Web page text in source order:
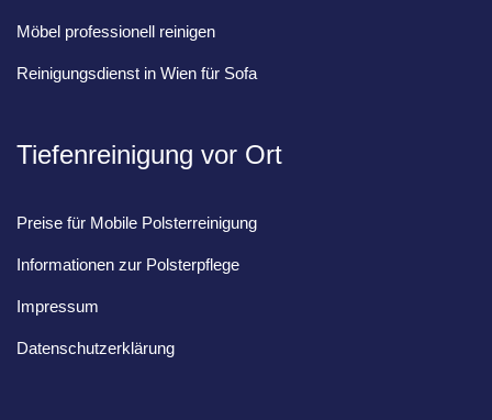
Möbel professionell reinigen
Reinigungsdienst in Wien für Sofa
Tiefenreinigung vor Ort
Preise für Mobile Polsterreinigung
Informationen zur Polsterpflege
Impressum
Datenschutzerklärung